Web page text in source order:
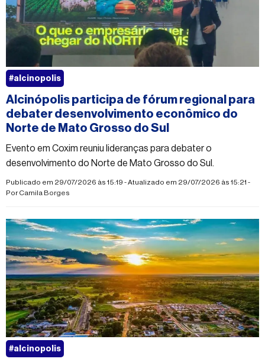
Alcinópolis participa de fórum regional para
debater desenvolvimento econômico do
Norte de Mato Grosso do Sul
Evento em Coxim reuniu lideranças para debater o
desenvolvimento do Norte de Mato Grosso do Sul.
Publicado em 29/07/2026 às 15:19 - Atualizado em 29/07/2026 às 15:21 -
PorCamila Borges
#alcinopolis
#alcinopolis